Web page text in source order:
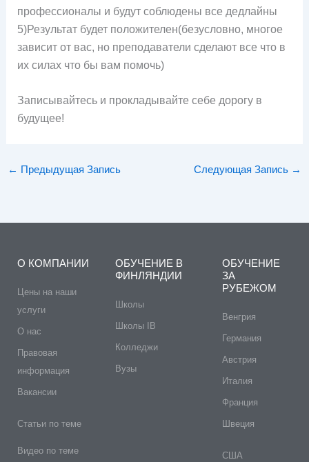
профессионалы и будут соблюдены все дедлайны
5)Результат будет положителен(безусловно, многое
зависит от вас, но преподаватели сделают все что в
их силах что бы вам помочь)
Записывайтесь и прокладывайте себе дорогу в
будущее!
← Предыдущая Запись Следующая Запись →
О КОМПАНИИ
Цены на наши
услуги
О нас
Правовая
информация
Вакансии
Статьи по теме
Видео по теме
ОБУЧЕНИЕ В
ФИНЛЯНДИИ
Школы
Школы IB
Колледжи
Вузы
ОБУЧЕНИЕ
ЗА
РУБЕЖОМ
Венгрия
Германия
Австрия
Италия
Франция
Швеция
США